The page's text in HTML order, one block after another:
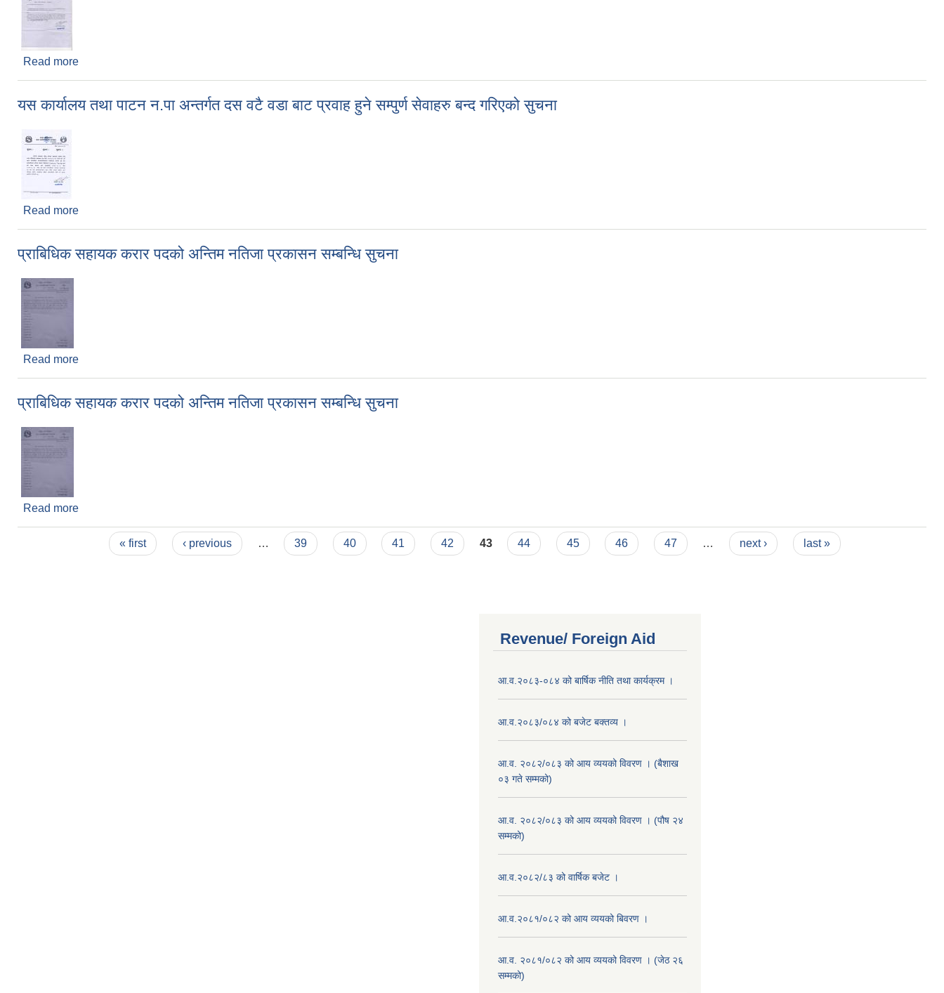
Read more
यस कार्यालय तथा पाटन न.पा अन्तर्गत दस वटै वडा बाट प्रवाह हुने सम्पुर्ण सेवाहरु बन्द गरिएको सुचना
Read more
प्राबिधिक सहायक करार पदको अन्तिम नतिजा प्रकासन सम्बन्धि सुचना
Read more
प्राबिधिक सहायक करार पदको अन्तिम नतिजा प्रकासन सम्बन्धि सुचना
Read more
« first ‹ previous … 39 40 41 42 43 44 45 46 47 … next › last »
Revenue/ Foreign Aid
आ.व.२०८३-०८४ को बार्षिक नीति तथा कार्यक्रम ।
आ.व.२०८३/०८४ को बजेट बक्तव्य ।
आ.व. २०८२/०८३ को आय व्ययको विवरण । (बैशाख
०३ गते सम्मको)
आ.व. २०८२/०८३ को आय व्ययको विवरण । (पौष २४
सम्मको)
आ.व.२०८२/८३ को वार्षिक बजेट ।
आ.व.२०८१/०८२ को आय व्ययको बिवरण ।
आ.व. २०८१/०८२ को आय व्ययको विवरण । (जेठ २६
सम्मको)